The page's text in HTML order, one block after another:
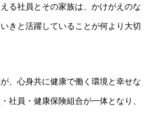
る社員とその家族は、かけがえのな
きと活躍していることが何より大切
、心身共に健康で働く環境と幸せな
社員・健康保険組合が一体となり、